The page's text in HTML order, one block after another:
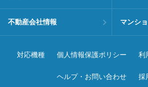
不動産会社情報 マンシ
対応機種 個人情報保護ポリシー 利
ヘルプ・お問い合わせ 採